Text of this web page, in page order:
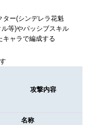
ター(シンデレラ花魁
等)やパッシブスキル
キャラで編成する
攻撃内容
名称